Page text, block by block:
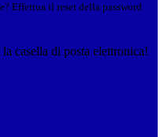
Effettua il reset della password
casella di posta elettronica!